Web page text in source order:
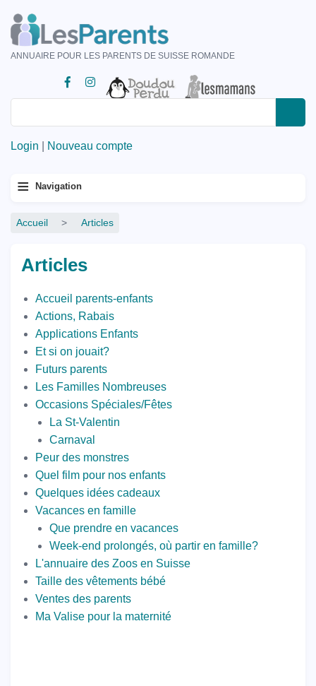
au
contenu
principal
ANNUAIRE POUR LES PARENTS DE SUISSE ROMANDE
Login Nouveau compte
Menu
≡ Navigation
Fil
Accueil Articles
Articles
Accueil parents-enfants
Actions, Rabais
Applications Enfants
Et si on jouait?
Futurs parents
Les Familles Nombreuses
Occasions Spéciales/Fêtes
La St-Valentin
Carnaval
Peur des monstres
Quel film pour nos enfants
Quelques idées cadeaux
Vacances en famille
Que prendre en vacances
Week-end prolongés, où partir en famille?
L'annuaire des Zoos en Suisse
Taille des vêtements bébé
Ventes des parents
Ma Valise pour la maternité